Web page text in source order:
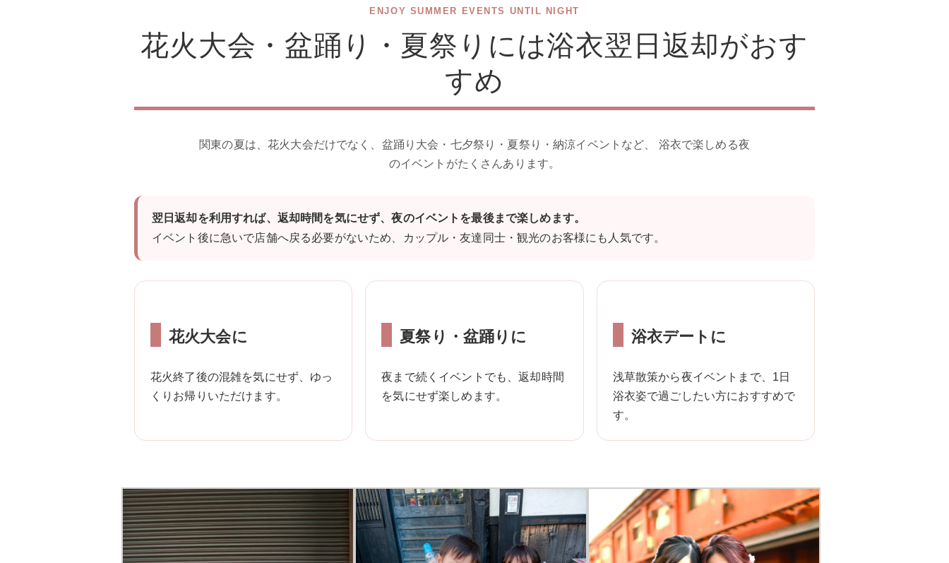
ENJOY SUMMER EVENTS UNTIL NIGHT
花火大会・盆踊り・夏祭りには浴衣翌日返却がおす
すめ
関東の夏は、花火大会だけでなく、盆踊り大会・七夕祭り・夏祭り・納涼イベントなど、 浴衣で楽しめる夜
のイベントがたくさんあります。
翌日返却を利用すれば、返却時間を気にせず、夜のイベントを最後まで楽しめます。
イベント後に急いで店舗へ戻る必要がないため、カップル・友達同士・観光のお客様にも人気です。
花火大会に
花火終了後の混雑を気にせず、ゆっ
くりお帰りいただけます。
夏祭り・盆踊りに
夜まで続くイベントでも、返却時間
を気にせず楽しめます。
浴衣デートに
浅草散策から夜イベントまで、1日
浴衣姿で過ごしたい方におすすめで
す。